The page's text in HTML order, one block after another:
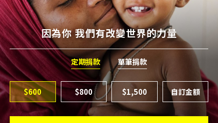
因為你 我們有改變世界的力量
定期捐款 單筆捐款
$600 $800 $1,500